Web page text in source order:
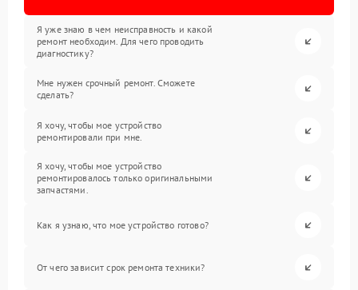
Я уже знаю в чем неисправность и какой
ремонт необходим. Для чего проводить
диагностику?
Мне нужен срочный ремонт. Сможете
сделать?
Я хочу, чтобы мое устройство
ремонтировали при мне.
Я хочу, чтобы мое устройство
ремонтировалось только оригинальными
запчастями.
Как я узнаю, что мое устройство готово?
От чего зависит срок ремонта техники?